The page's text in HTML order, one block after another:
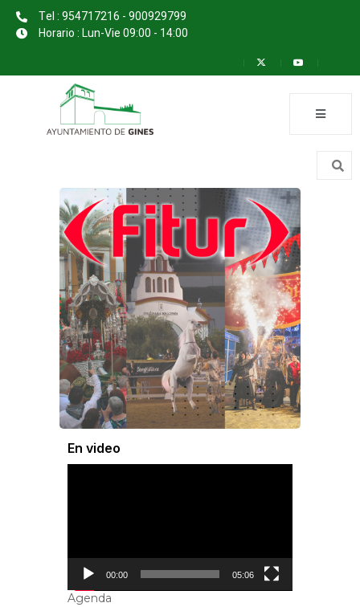
Tel : 954717216 - 900929799
Horario : Lun-Vie 09:00 - 14:00
En video
00:00 05:06
Agenda